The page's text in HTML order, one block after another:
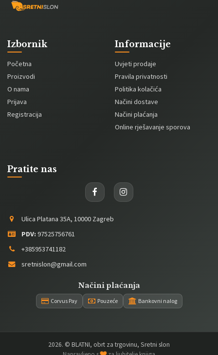
Izbornik
Početna
Proizvodi
O nama
Prijava
Registracija
Informacije
Uvjeti prodaje
Pravila privatnosti
Politika kolačića
Načini dostave
Načini plaćanja
Online rješavanje sporova
Pratite nas
Ulica Platana 35A, 10000 Zagreb
PDV: 97525756761
+385953741182
sretnislon@gmail.com
Načini plaćanja
Corvus Pay Pouzeće Bankovni nalog
2026. © BLATNI, obrt za trgovinu, Sretni slon